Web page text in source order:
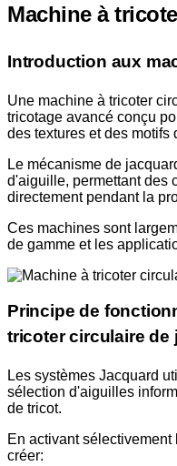
Machine à
Introduction aux
Une machine à tricoter
tricotage avancé conçu
des textures et des motifs
Le mécanisme de
d'aiguille, permettant des
directement pendant la
Ces machines sont
de gamme et les
Principe de
tricoter circulaire de
Les systèmes Jacquard
sélection d'aiguilles
de tricot.
En activant
créer: